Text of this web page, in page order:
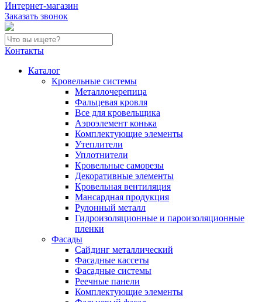
Интернет-магазин
Заказать звонок
Контакты
Каталог
Кровельные системы
Металлочерепица
Фальцевая кровля
Все для кровельщика
Аэроэлемент конька
Комплектующие элементы
Утеплители
Уплотнители
Кровельные саморезы
Декоративные элементы
Кровельная вентиляция
Мансардная продукция
Рулонный металл
Гидроизоляционные и пароизоляционные
пленки
Фасады
Сайдинг металлический
Фасадные кассеты
Фасадные системы
Реечные панели
Комплектующие элементы